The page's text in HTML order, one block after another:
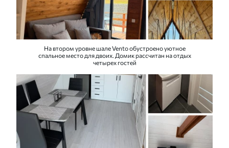
На втором уровне шале Vento обустроено уютное
спальное место для двоих. Домик рассчитан на отдых
четырех гостей